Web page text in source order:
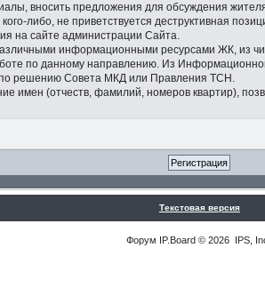
вносить предложения для обсуждения
либо, не приветствуется деструктивная
на сайте администрации Сайта.
информационными ресурсами ЖК, из
по данному направлению. Из
решению Совета МКД или Правления ТСН.
имен (отчеств, фамилий, номеров квартир),
Текстовая версия
Форум IP.Board © 2026 IPS,